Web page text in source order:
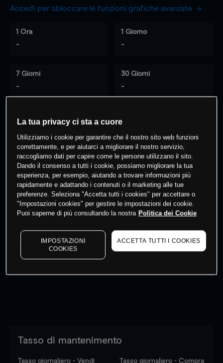
Accedi per sbloccare le funzioni grafiche avanzate
1 Ora
-
1 Giorno
-
7 Giorni
-
30 Giorni
-
% dei clienti hanno posizioni
questo prodotto
Fai trading
I prezzi sono solo indicativi. Accediper vedere gli ultimi
dati di mercato
to see latest market data
Tasso di mantenimento
Tasso giornaliero - Vendi Tasso giornaliero - Compra
La tua privacy ci sta a cuore
Utilizziamo i cookie per garantire che il nostro sito web funzioni
correttamente, e per aiutarci a migliorare il nostro servizio,
raccogliamo dati per capire come le persone utilizzano il sito.
Dando il consenso a tutti i cookie, possiamo migliorare la tua
esperienza, per esempio, aiutando a trovare informazioni più
rapidamente e adattando i contenuti o il marketing alle tue
preferenze. Seleziona "Accetta tutti i cookies" per accettare o
"Impostazioni cookies" per gestire le impostazioni dei cookie.
Puoi saperne di più consultando la nostra Politica dei Cookie
IMPOSTAZIONI
COOKIES
ACCETTA TUTTI I COOKIES